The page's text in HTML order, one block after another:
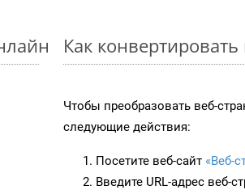
Как
Чтобы преобразовать веб-
следующие действия:
Посетите веб-сайт «Веб-
Введите URL-адрес веб-